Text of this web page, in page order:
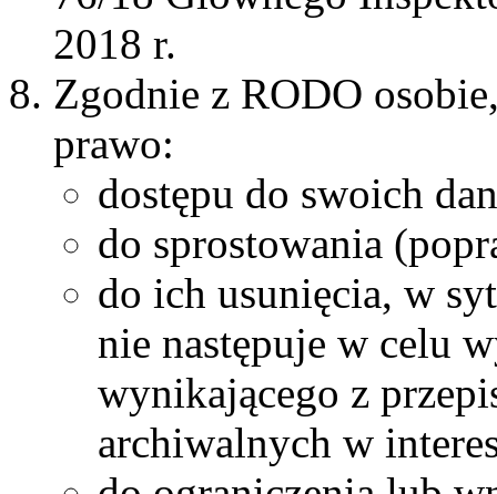
2018 r.
Zgodnie z RODO
prawo:
dostępu do swoich
do sprostowania
do ich usunięcia, w
nie następuje w celu
wynikającego z
archiwalnych w